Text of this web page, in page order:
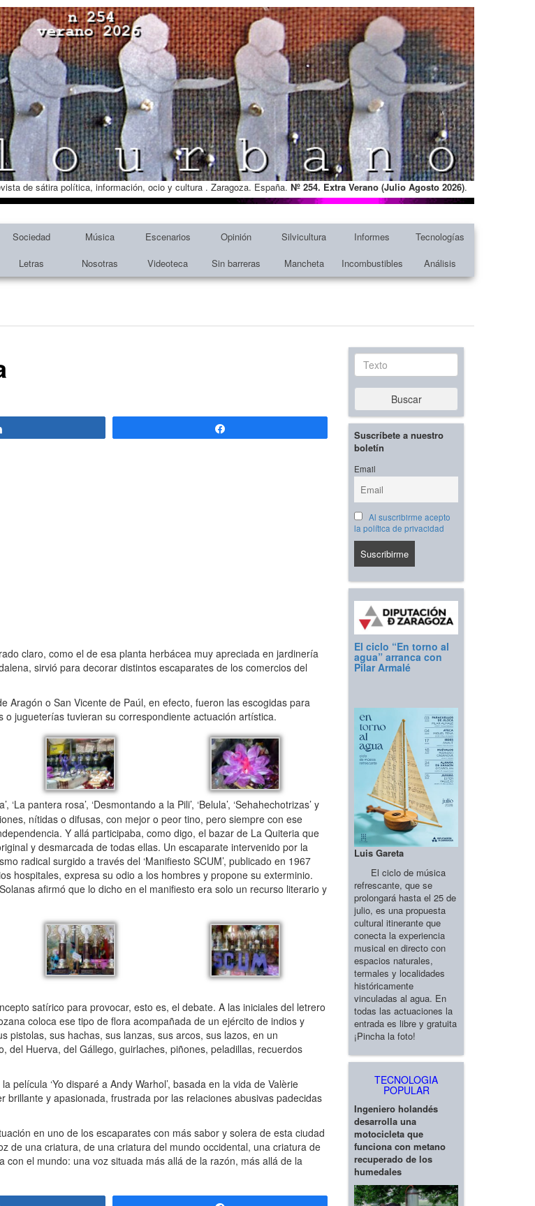
de sátira política, información, ocio y cultura . Zaragoza. España. Nº 254. Extra Verano (Julio Agosto 2026).
Sociedad Música Escenarios Opinión Silvicultura Informes
Tecnologías
Letras Nosotras Videoteca Sin barreras Mancheta Incombustibles Análisis
claro, como el de esa planta herbácea muy apreciada en jardinería
sirvió para decorar distintos escaparates de los comercios del
o San Vicente de Paúl, en efecto, fueron las escogidas para
jugueterías tuvieran su correspondiente actuación artística.
‘La pantera rosa’, ‘Desmontando a la Pili’, ‘Belula’, ‘Sehahechotrizas’ y
nítidas o difusas, con mejor o peor tino, pero siempre con ese
Y allá participaba, como digo, el bazar de La Quiteria que
y desmarcada de todas ellas. Un escaparate intervenido por la
radical surgido a través del ‘Manifiesto SCUM’, publicado en 1967
hospitales, expresa su odio a los hombres y propone su exterminio.
afirmó que lo dicho en el manifiesto era solo un recurso literario y
satírico para provocar, esto es, el debate. A las iniciales del letrero
coloca ese tipo de flora acompañada de un ejército de indios y
pistolas, sus hachas, sus lanzas, sus arcos, sus lazos, en un
Huerva, del Gállego, guirlaches, piñones, peladillas, recuerdos
‘Yo disparé a Andy Warhol’, basada en la vida de Valèrie
y apasionada, frustrada por las relaciones abusivas padecidas
en uno de los escaparates con más sabor y solera de esta ciudad
de una criatura, de una criatura del mundo occidental, una criatura de
el mundo: una voz situada más allá de la razón, más allá de la
Texto
Buscar
Suscríbete a nuestro
boletín
Email
Al suscribirme acepto
la política de privacidad
El ciclo “En torno al
agua” arranca con
Pilar Armalé
Luis Gareta
El ciclo de música
refrescante, que se
prolongará hasta el 25 de
julio, es una propuesta
cultural itinerante que
conecta la experiencia
musical en directo con
espacios naturales,
termales y localidades
históricamente
vinculadas al agua. En
todas las actuaciones la
entrada es libre y gratuita
¡Pincha la foto!
TECNOLOGIA
POPULAR
Ingeniero holandés
desarrolla una
motocicleta que
funciona con metano
recuperado de los
humedales